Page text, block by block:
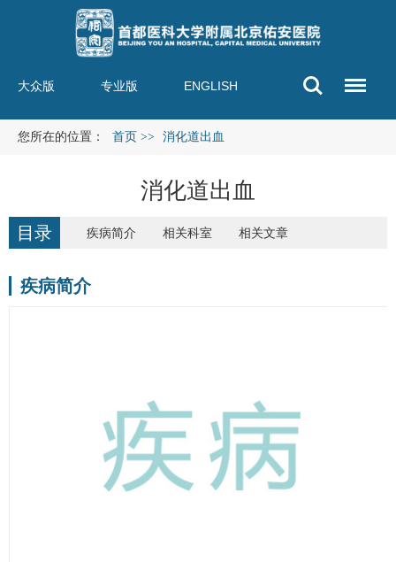
大众版 专业版 ENGLISH
您所在的位置： 首页 >> 消化道出血
消化道出血
目录 疾病简介 相关科室 相关文章
疾病简介